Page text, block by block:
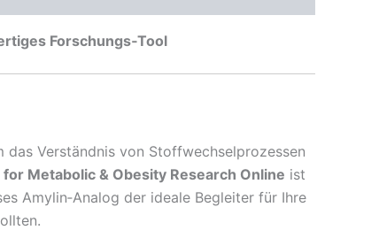
Forschungs‑Tool
das Verständnis von Stoffwechselprozessen
Metabolic & Obesity Research Online ist
Amylin‑Analog der ideale Begleiter für Ihre